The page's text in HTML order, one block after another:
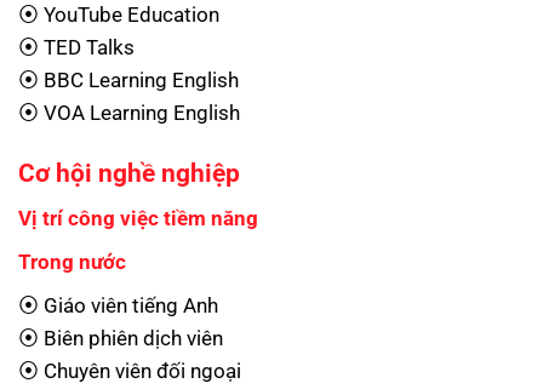
⦿ YouTube Education
⦿ TED Talks
⦿ BBC Learning English
⦿ VOA Learning English
Cơ hội nghề nghiệp
Vị trí công việc tiềm năng
Trong nước
⦿ Giáo viên tiếng Anh
⦿ Biên phiên dịch viên
⦿ Chuyên viên đối ngoại